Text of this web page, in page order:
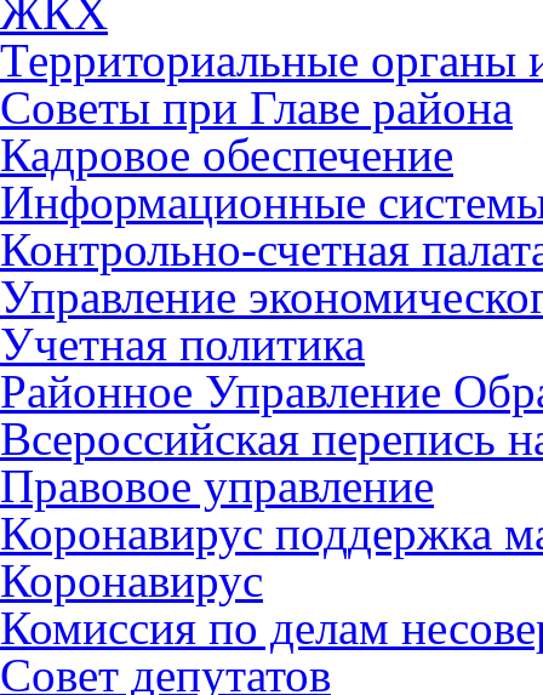
ЖКХ
Территориальные органы
Советы при Главе района
Кадровое обеспечение
Информационные
Контрольно-счетная
Управление
Учетная политика
Районное Управление
Всероссийская перепись
Правовое управление
Коронавирус поддержка
Коронавирус
Комиссия по делам
Совет депутатов